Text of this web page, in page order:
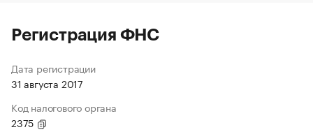
Регистрация ФНС
Дата регистрации
31 августа 2017
Код налогового органа
2375